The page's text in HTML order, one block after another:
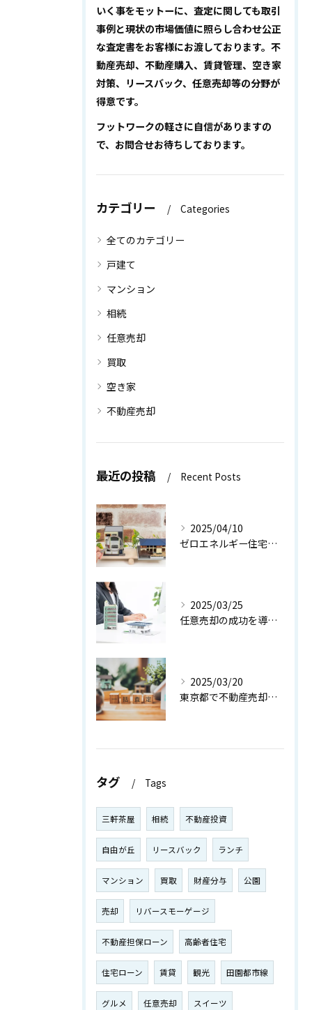
いく事をモットーに、査定に関しても取引
事例と現状の市場価値に照らし合わせ公正
な査定書をお客様にお渡しております。不
動産売却、不動産購入、賃貸管理、空き家
対策、リースバック、任意売却等の分野が
得意です。
フットワークの軽さに自信がありますの
で、お問合せお待ちしております。
カテゴリー Categories
全てのカテゴリー
戸建て
マンション
相続
任意売却
買取
空き家
不動産売却
最近の投稿 Recent Posts
2025/04/10
ゼロエネルギー住宅の真のメリット【世田谷区 不動産売却】
2025/03/25
任意売却の成功を導く！お悩み解決ガイド【世田谷区 不動産売却】
2025/03/20
東京都で不動産売却を成功させる秘訣：専門家のアドバイスを活用しよう【世田谷区 不動産売却】
タグ Tags
三軒茶屋 相続 不動産投資
自由が丘 リースバック ランチ
マンション 買取 財産分与 公園
売却 リバースモーゲージ
不動産担保ローン 高齢者住宅
住宅ローン 賃貸 観光 田園都市線
グルメ 任意売却 スイーツ